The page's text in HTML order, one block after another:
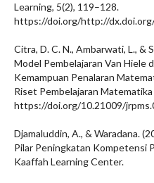
Learning, 5(2), 119–128.
https://doi.org/http://
Citra, D. C. N., Ambarwati, L., &
Model Pembelajaran Van Hiele
Kemampuan Penalaran
Riset Pembelajaran
https://doi.org/10.21009/
Djamaluddin, A., & Waradana.
Pilar Peningkatan Kompetensi
Kaaffah Learning Center.